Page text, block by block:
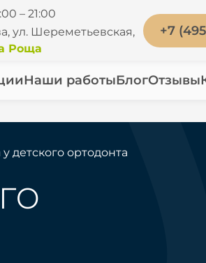
– 21:00
ул. Шереметьевская,
Роща
+7
Наши работыБлогОтзывы
детского ортодонта